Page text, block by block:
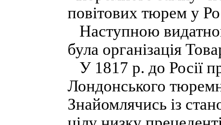
повітових тюрем у
Наступною
була організація
У 1817 р. до Росії
Лондонського
Знайомлячись із